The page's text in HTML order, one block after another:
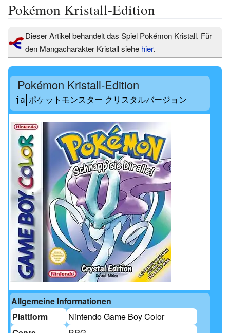
Pokémon Kristall-Edition
Dieser Artikel behandelt das Spiel Pokémon Kristall. Für
den Mangacharakter Kristall siehe hier.
Pokémon Kristall-Edition
ja ポケットモンスター クリスタルバージョン
Allgemeine Informationen
Plattform
Nintendo Game Boy Color